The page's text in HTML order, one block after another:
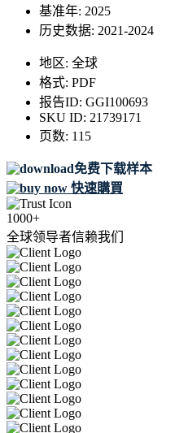
基准年: 2025
历史数据: 2021-2024
地区: 全球
格式: PDF
报告ID: GGI100693
SKU ID: 21739171
页数: 115
免费下载样本
快速購買
1000+
全球领导者信赖我们